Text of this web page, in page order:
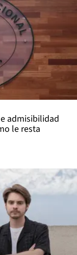
admisibilidad
le resta